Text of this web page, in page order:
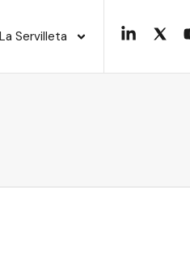
La Servilleta